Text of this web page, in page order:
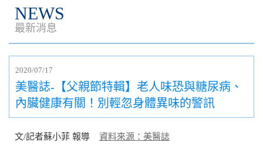
NEWS
最新消息
2020/07/17
美醫誌-【父親節特輯】老人味恐與糖尿病、
內臟健康有關！別輕忽身體異味的警訊
文/記者蘇小菲 報導 資料來源：美醫誌